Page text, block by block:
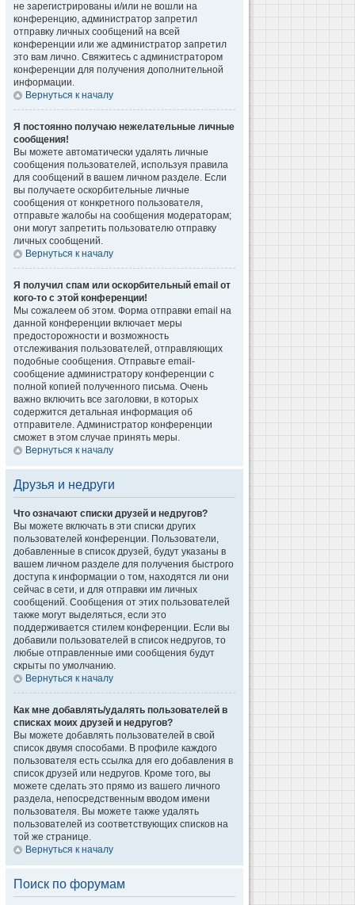
не зарегистрированы и/или не вошли на
конференцию, администратор запретил
отправку личных сообщений на всей
конференции или же администратор запретил
это вам лично. Свяжитесь с администратором
конференции для получения дополнительной
информации.
Вернуться к началу
Я постоянно получаю нежелательные личные
сообщения!
Вы можете автоматически удалять личные
сообщения пользователей, используя правила
для сообщений в вашем личном разделе. Если
вы получаете оскорбительные личные
сообщения от конкретного пользователя,
отправьте жалобы на сообщения модераторам;
они могут запретить пользователю отправку
личных сообщений.
Вернуться к началу
Я получил спам или оскорбительный email от
кого-то с этой конференции!
Мы сожалеем об этом. Форма отправки email на
данной конференции включает меры
предосторожности и возможность
отслеживания пользователей, отправляющих
подобные сообщения. Отправьте email-
сообщение администратору конференции с
полной копией полученного письма. Очень
важно включить все заголовки, в которых
содержится детальная информация об
отправителе. Администратор конференции
сможет в этом случае принять меры.
Вернуться к началу
Друзья и недруги
Что означают списки друзей и недругов?
Вы можете включать в эти списки других
пользователей конференции. Пользователи,
добавленные в список друзей, будут указаны в
вашем личном разделе для получения быстрого
доступа к информации о том, находятся ли они
сейчас в сети, и для отправки им личных
сообщений. Сообщения от этих пользователей
также могут выделяться, если это
поддерживается стилем конференции. Если вы
добавили пользователей в список недругов, то
любые отправленные ими сообщения будут
скрыты по умолчанию.
Вернуться к началу
Как мне добавлять/удалять пользователей в
списках моих друзей и недругов?
Вы можете добавлять пользователей в свой
список двумя способами. В профиле каждого
пользователя есть ссылка для его добавления в
список друзей или недругов. Кроме того, вы
можете сделать это прямо из вашего личного
раздела, непосредственным вводом имени
пользователя. Вы можете также удалять
пользователей из соответствующих списков на
той же странице.
Вернуться к началу
Поиск по форумам